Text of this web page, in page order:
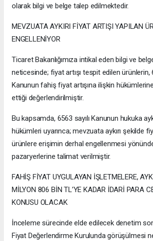
olarak bilgi ve belge talep edilmektedir.
MEVZUATA AYKIRI FİYAT ARTIŞI YAPILAN
ENGELLENİYOR
Ticaret Bakanlığımıza intikal eden bilgi ve
neticesinde; fiyat artışı tespit edilen ürünlerin,
Kanunun fahiş fiyat artışına ilişkin hükümlerine
ettiği değerlendirilmiştir.
Bu kapsamda, 6563 sayılı Kanunun hukuka
hükümleri uyarınca; mevzuata aykırı şekilde
ürünlere erişimin derhal engellenmesi
pazaryerlerine talimat verilmiştir.
FAHİŞ FİYAT UYGULAYAN İŞLETMELERE,
MİLYON 806 BİN TL’YE KADAR İDARİ PARA
KONUSU OLACAK
İnceleme sürecinde elde edilecek denetim
Fiyat Değerlendirme Kurulunda görüşülmesi